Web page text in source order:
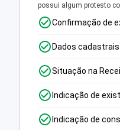
possui algum protesto
Confirmação de
Dados
Situação na
Indicação de
Indicação de